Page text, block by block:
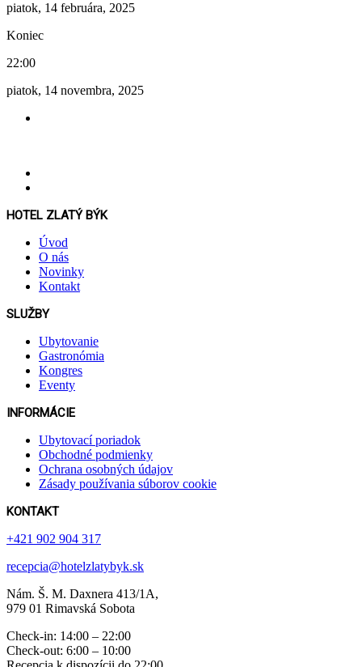
piatok, 14 februára, 2025
Koniec
22:00
piatok, 14 novembra, 2025
HOTEL ZLATÝ BÝK
Úvod
O nás
Novinky
Kontakt
SLUŽBY
Ubytovanie
Gastronómia
Kongres
Eventy
INFORMÁCIE
Ubytovací poriadok
Obchodné podmienky
Ochrana osobných údajov
Zásady používania súborov cookie
KONTAKT
+421 902 904 317
recepcia@hotelzlatybyk.sk
Nám. Š. M. Daxnera 413 /1A,
979 01 Rimavská Sobota
Check-in: 14:00 – 22:00
Check-out: 6:00 – 10:00